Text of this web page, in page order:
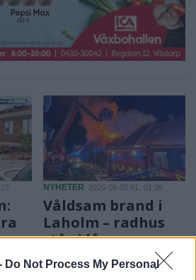
Do Not Process My Personal
NYHETER 2026-08-05 KL. 01:06
Våldsam brand i
Laholm – radhus
står i lågor
Brandmästare Andreas